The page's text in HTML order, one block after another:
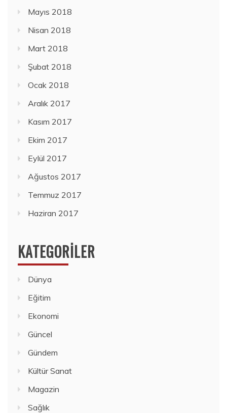
Mayıs 2018
Nisan 2018
Mart 2018
Şubat 2018
Ocak 2018
Aralık 2017
Kasım 2017
Ekim 2017
Eylül 2017
Ağustos 2017
Temmuz 2017
Haziran 2017
KATEGORILER
Dünya
Eğitim
Ekonomi
Güncel
Gündem
Kültür Sanat
Magazin
Sağlık